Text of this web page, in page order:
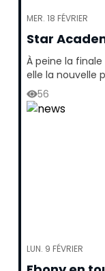
MER. 18 FÉVRIER
Star
À peine la
elle la nouvelle
56
LUN. 9 FÉVRIER